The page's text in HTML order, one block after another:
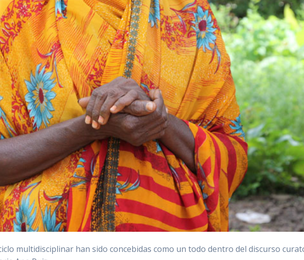
multidisciplinar han sido concebidas como un todo dentro del discurso